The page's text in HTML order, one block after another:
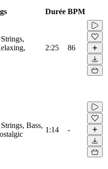
Durée BPM
2:25 86
Bass,
1:14 -